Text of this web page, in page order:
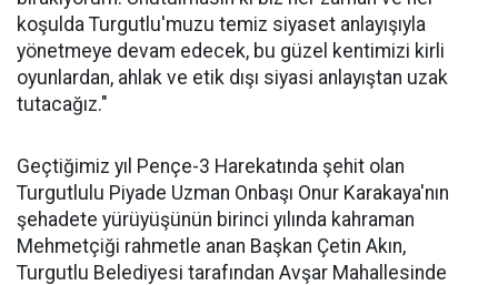
koşulda Turgutlu'muzu temiz siyaset anlayışıyla
yönetmeye devam edecek, bu güzel kentimizi kirli
oyunlardan, ahlak ve etik dışı siyasi anlayıştan uzak
tutacağız."
Geçtiğimiz yıl Pençe-3 Harekatında şehit olan
Turgutlulu Piyade Uzman Onbaşı Onur Karakaya'nın
şehadete yürüyüşünün birinci yılında kahraman
Mehmetçiği rahmetle anan Başkan Çetin Akın,
Turgutlu Belediyesi tarafından Avşar Mahallesinde